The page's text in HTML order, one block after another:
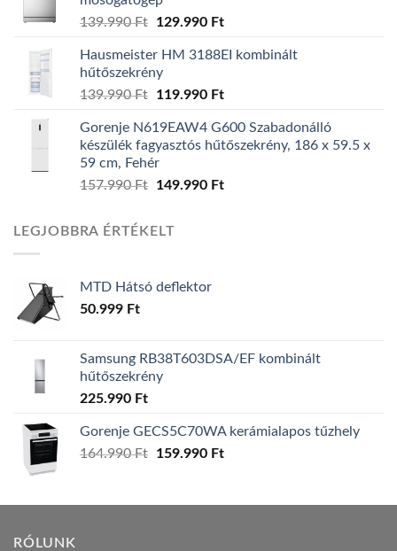
139.990Ft
Original
was:
139.990 Ft.
129.990 FtCurrent
is:
Hausmeister HM 3188EI kombinált
hűtőszekrény
139.990Ft
Original
was:
139.990 Ft.
119.990 FtCurrent
is:
119.990 Ft.
Gorenje N619EAW4 G600 Szabadonálló
készülék fagyasztós hűtőszekrény, 186 x 59.5 x
59 cm, Fehér
157.990Ft
Original
149.990 FtCurrent
LEGJOBBRA ÉRTÉKELT
MTD Hátsó deflektor
50.999 Ft
Samsung RB38T603DSA/EF kombinált
hűtőszekrény
225.990 Ft
Gorenje GECS5C70WA kerámialapos tűzhely
164.990Ft
Original
164.990 Ft.
159.990 FtCurrent
159.990 Ft.
RÓLUNK